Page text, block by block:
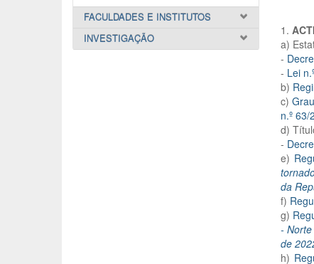
FACULDADES E INSTITUTOS
INVESTIGAÇÃO
1.
a)
-
- Lei
b)
c)
n.º
d)
-
e)
da
f)
g)
-
de
h)